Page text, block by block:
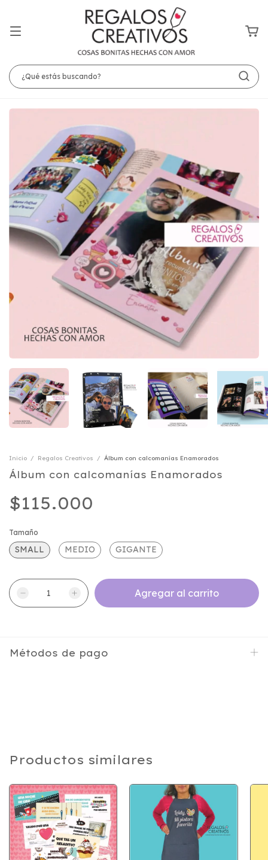
Inicio / Regalos Creativos / Álbum con calcomanías Enamorados
Álbum con calcomanías Enamorados
$115.000
Tamaño
SMALL MEDIO GIGANTE
Métodos de pago
Productos similares